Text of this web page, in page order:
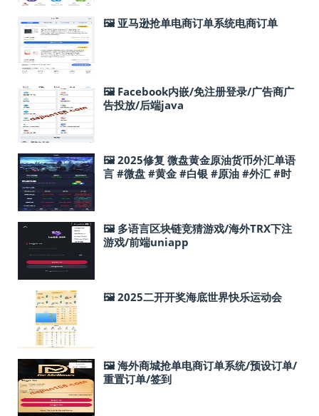
🖼 亚马逊抢单电商订单系统电商订单
🖼 Facebook内嵌/免注册登录/广告商广
告投放/后端java
🖼 2025修复 微盘黄金原油货币外汇单语
言 #微盘 #黄金 #白银 #原油 #外汇 #时
🖼 多语言区块链竞猜游戏/海外TRX下注
游戏/前端uniapp
🖼 2025二开开奖海底世界快乐运动会
🖼 海外商城抢单电商订单系统/预设订单/
重置订单/签到